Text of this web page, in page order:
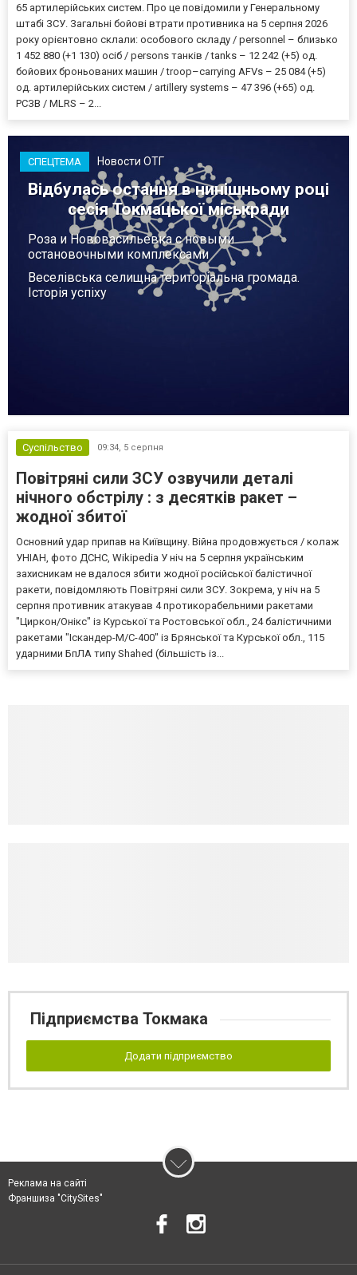
65 артилерійських систем. Про це повідомили у Генеральному
штабі ЗСУ. Загальні бойові втрати противника на 5 серпня 2026
року орієнтовно склали: особового складу / personnel – близько
1 452 880 (+1 130) осіб / persons танків / tanks – 12 242 (+5) од.
бойових броньованих машин / troop–carrying AFVs – 25 084 (+5)
од. артилерійських систем / artillery systems – 47 396 (+65) од.
РСЗВ / MLRS – 2...
СПЕЦТЕМА Новости ОТГ
Відбулась остання в нинішньому році
сесія Токмацької міськради
Роза и Нововасильевка с новыми
остановочными комплексами
Веселівська селищна територіальна громада.
Історія успіху
Суспільство 09:34, 5 серпня
Повітряні сили ЗСУ озвучили деталі
нічного обстрілу : з десятків ракет –
жодної збитої
Основний удар припав на Київщину. Війна продовжується / колаж
УНІАН, фото ДСНС, Wikipedia У ніч на 5 серпня українським
захисникам не вдалося збити жодної російської балістичної
ракети, повідомляють Повітряні сили ЗСУ. Зокрема, у ніч на 5
серпня противник атакував 4 протикорабельними ракетами
"Циркон/Онікс" із Курської та Ростовської обл., 24 балістичними
ракетами "Іскандер-М/С-400" із Брянської та Курської обл., 115
ударними БпЛА типу Shahed (більшість із...
Підприємства Токмака
Додати підприємство
Реклама на сайті
Франшиза "CitySites"